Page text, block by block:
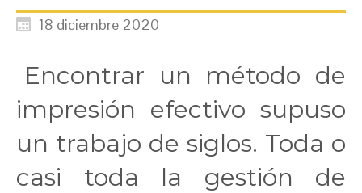
18 diciembre 2020
Encontrar un método de
impresión efectivo supuso
un trabajo de siglos. Toda o
casi toda la gestión de